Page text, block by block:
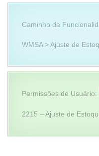
Caminho da
WMSA > Ajuste de
Permissões de Usuário:
2215 – Ajuste de